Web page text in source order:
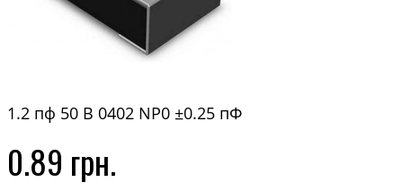
1.2 пф 50 В 0402 NP0 ±0.25 пФ
0.89 грн.